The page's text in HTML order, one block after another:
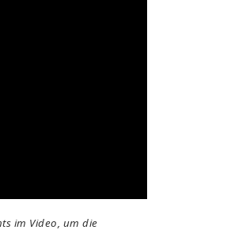
im Video, um die